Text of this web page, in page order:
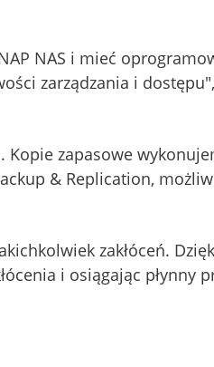
NAS i mieć
zarządzania i
Kopie zapasowe
& Replication,
zakłóceń.
i osiągając płynny